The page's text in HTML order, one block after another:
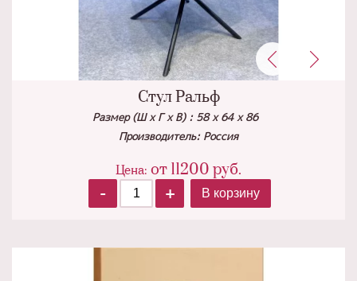
Стул Ральф
Размер (Ш х Г х В) : 58 х 64 х 86
Производитель: Россия
Цена: от 11200 руб.
-
+ В корзину